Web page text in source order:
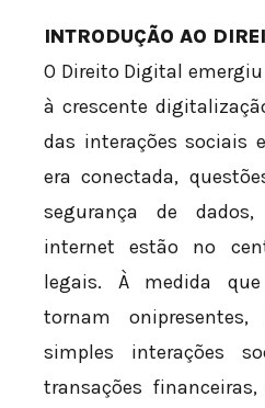
INTRODUÇÃO AO
O Direito Digital
à crescente
das interações sociais
era conectada,
segurança de
internet estão no
legais. À medida
tornam onipresentes,
simples interações
transações